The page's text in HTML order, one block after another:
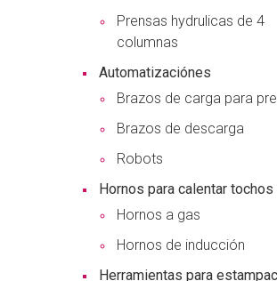
Prensas hydrulicas de 4
columnas
Automatizaciónes
Brazos de carga para
Brazos de descarga
Robots
Hornos para calentar tochos
Hornos a gas
Hornos de inducción
Herramientas para